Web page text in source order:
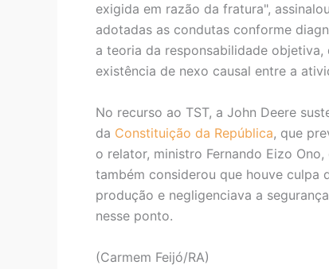
exigida em razão da fratura",
adotadas as condutas conforme
a teoria da responsabilidade
existência de nexo causal entre a
No recurso ao TST, a John Deere
da Constituição da República, que
o relator, ministro Fernando Eizo
também considerou que houve culpa
produção e negligenciava a
nesse ponto.
(Carmem Feijó/RA)